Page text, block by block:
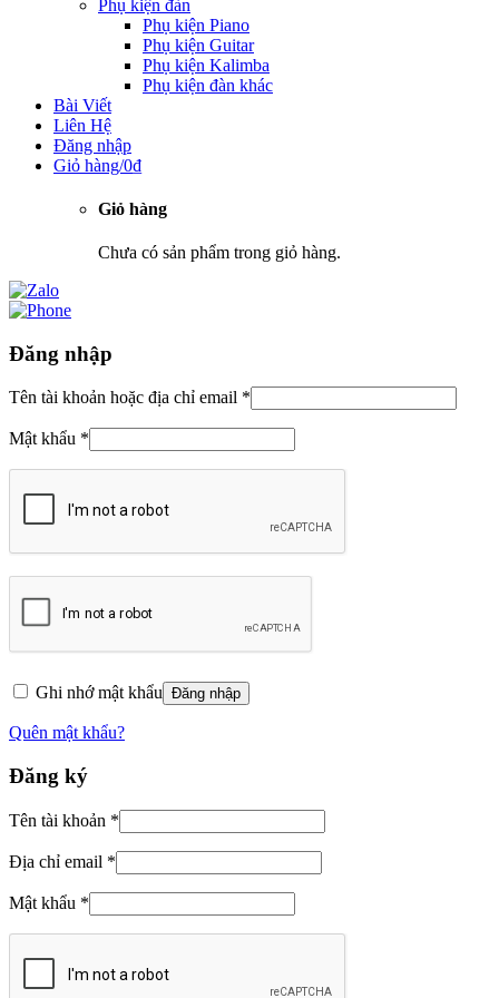
Phụ kiện đàn
Phụ kiện Piano
Phụ kiện Guitar
Phụ kiện Kalimba
Phụ kiện đàn khác
Bài Viết
Liên Hệ
Đăng nhập
Giỏ hàng/0₫
Giỏ hàng
Chưa có sản phẩm trong giỏ hàng.
Đăng nhập
Tên tài khoản hoặc địa chỉ email *
Mật khẩu *
Ghi nhớ mật khẩu Đăng nhập
Quên mật khẩu?
Đăng ký
Tên tài khoản *
Địa chỉ email *
Mật khẩu *